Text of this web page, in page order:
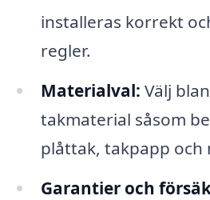
installeras korrekt
regler.
Materialval: Välj
takmaterial såsom
plåttak, takpapp och
Garantier och